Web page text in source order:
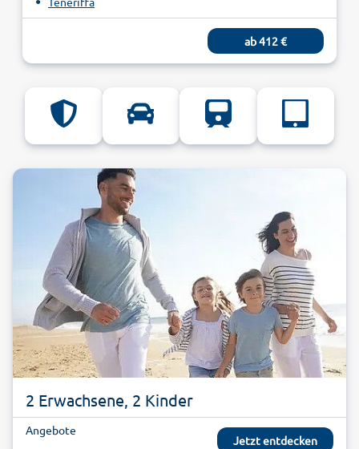
ab 412 €
2 Erwachsene, 2 Kinder
Angebote
Jetzt entdecken